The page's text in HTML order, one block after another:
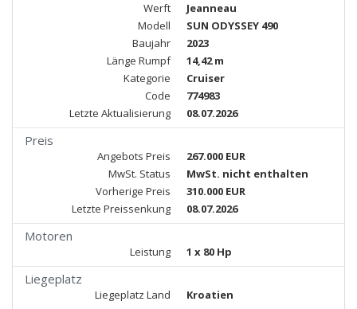
Werft
Jeanneau
Modell
SUN ODYSSEY 490
Baujahr
2023
Länge Rumpf
14,42 m
Kategorie
Cruiser
Code
774983
Letzte Aktualisierung
08.07.2026
Preis
Angebots Preis
267.000 EUR
MwSt. Status
MwSt. nicht enthalten
Vorherige Preis
310.000 EUR
Letzte Preissenkung
08.07.2026
Motoren
Leistung 1 x 80 Hp
Liegeplatz
Liegeplatz Land Kroatien